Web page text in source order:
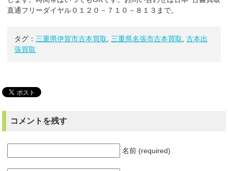
直通フリーダイヤル０１２０－７１０－８１３まで。
タグ： 三重県伊賀市古本買取 三重県名張市古本買取 ,古本出
張買取
コメントを残す
名前 (required)